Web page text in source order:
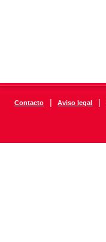
Contacto | Aviso legal |